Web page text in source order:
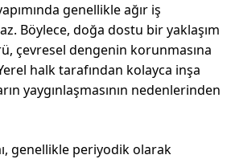
genellikle ağır iş
Böylece, doğa dostu bir yaklaşım
çevresel dengenin korunmasına
halk tarafından kolayca inşa
yaygınlaşmasının nedenlerinden
genellikle periyodik olarak